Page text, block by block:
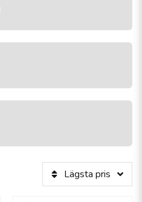
Lägsta pris